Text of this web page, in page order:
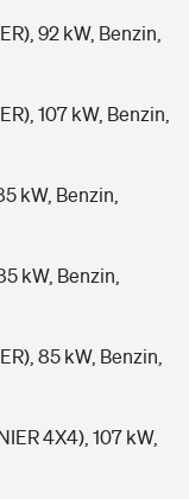
92 kW, Benzin,
107 kW, Benzin,
kW, Benzin,
kW, Benzin,
85 kW, Benzin,
4X4), 107 kW,